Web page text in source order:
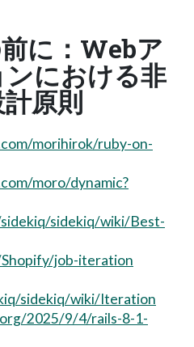
に：Webア
における非
原則
morihirok/ruby-on-
moro/dynamic?
sidekiq/wiki/Best-
job-iteration
sidekiq/wiki/Iteration
2025/9/4/rails-8-1-